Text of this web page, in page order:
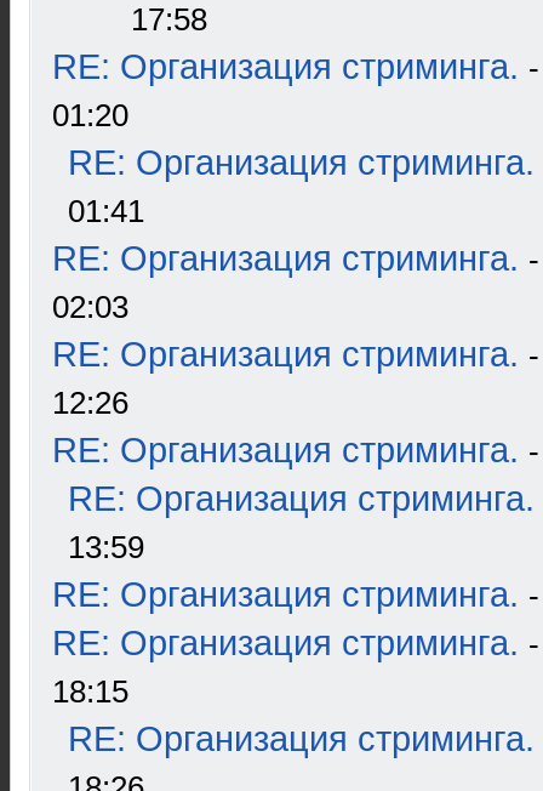
17:58
RE: Организация стриминга.
01:20
RE: Организация стриминга.
01:41
RE: Организация стриминга.
02:03
RE: Организация стриминга.
12:26
RE: Организация стриминга.
RE: Организация стриминга.
13:59
RE: Организация стриминга.
RE: Организация стриминга.
18:15
RE: Организация стриминга.